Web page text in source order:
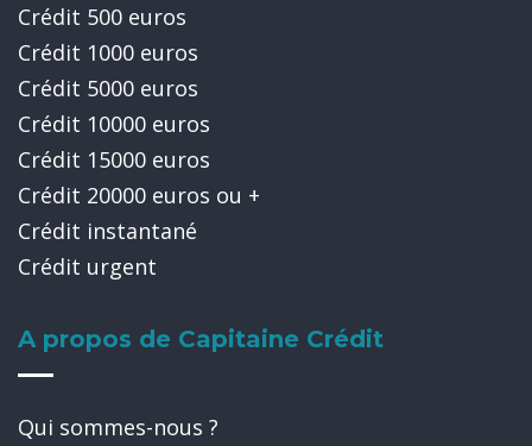
Crédit 500 euros
Crédit 1000 euros
Crédit 5000 euros
Crédit 10000 euros
Crédit 15000 euros
Crédit 20000 euros ou +
Crédit instantané
Crédit urgent
A propos de Capitaine Crédit
Qui sommes-nous ?